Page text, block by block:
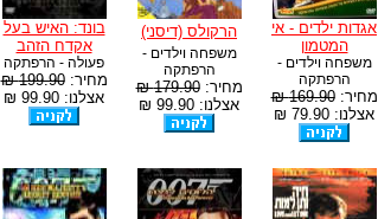
אגדות ילדים - אי
המטמון
משפחה וילדים -
הרפתקה
מחיר:169.90 ₪
אצלנו: 79.90 ₪
הרקולס (דיסני)
משפחה וילדים -
הרפתקה
מחיר:179.90 ₪
אצלנו: 99.90 ₪
בונד: האיש בעל
אקדח הזהב
פעולה - הרפתקה
מחיר:199.90 ₪
אצלנו: 99.90 ₪